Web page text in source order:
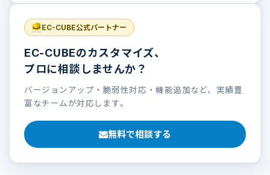
EC-CUBE公式パートナー
EC-CUBEのカスタマイズ、
プロに相談しませんか？
バージョンアップ・脆弱性対応・機能追加など、実績豊
富なチームが対応します。
無料で相談する